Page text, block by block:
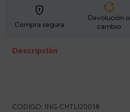
encrypted
Compra segura
cycle
Devolución o
cambio
Descripción
CODIGO: ING-CHTLI20018